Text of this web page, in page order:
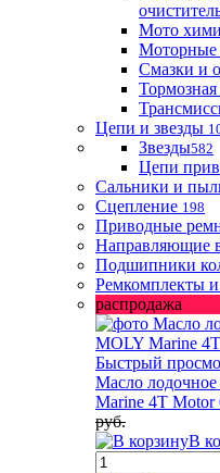
Мото
Моторные
Смазки и
Цепи и звезды
Звезды582
Цепи
Сальники и
Сцепление 198
Приводные
Направляющие
Подшипники
Ремкомплекты
распродажа
Быстрый
Масло
Marine 4T Motor
руб.
В